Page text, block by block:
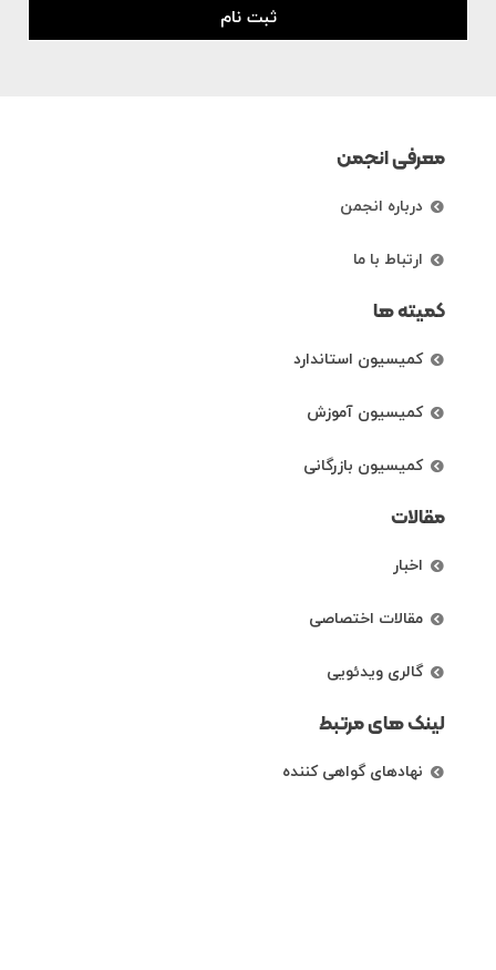
ثبت نام
معرفی انجمن
درباره انجمن
ارتباط با ما
کمیته ها
کمیسیون استاندارد
کمیسیون آموزش
کمیسیون بازرگانی
مقالات
اخبار
مقالات اختصاصی
گالری ویدئویی
لینک های مرتبط
نهادهای گواهی کننده